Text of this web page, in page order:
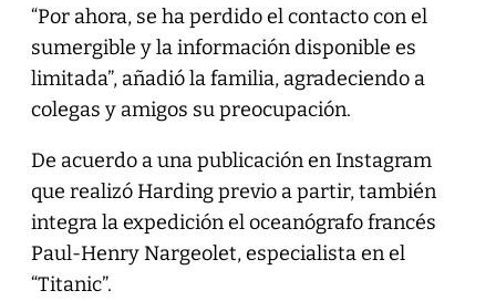
“Por ahora, se ha perdido el contacto con el
sumergible y la información disponible es
limitada”, añadió la familia, agradeciendo a
colegas y amigos su preocupación.
De acuerdo a una publicación en Instagram
que realizó Harding previo a partir, también
integra la expedición el oceanógrafo francés
Paul-Henry Nargeolet, especialista en el
“Titanic”.